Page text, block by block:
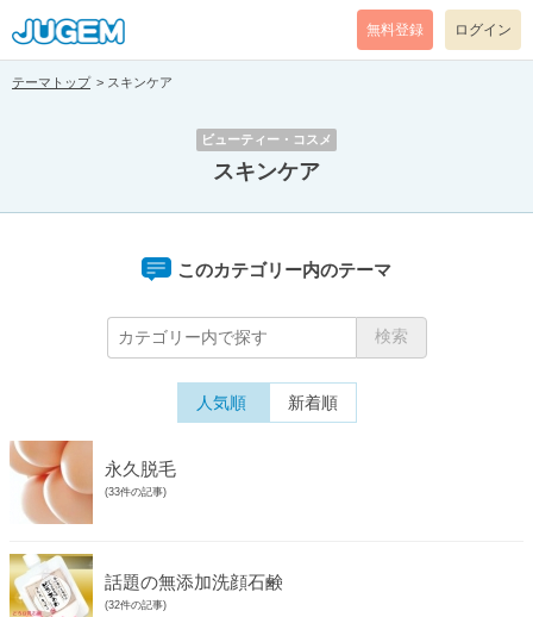
無料登録 ログイン
テーマトップ スキンケア
ビューティー・コスメ
スキンケア
このカテゴリー内のテーマ
人気順 新着順
永久脱毛
(33件の記事)
話題の無添加洗顔石鹸
(32件の記事)